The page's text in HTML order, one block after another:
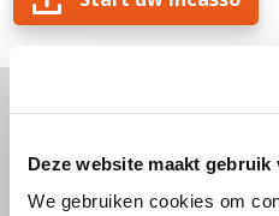
Deze website maakt gebruik
We gebruiken cookies om